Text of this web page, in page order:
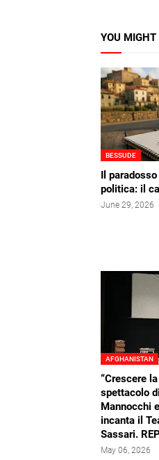
YOU MIGHT
BESSUDE
Il
politica: il
June 29, 2026
AFGHANISTAN
“Crescere
spettacolo
Mannocchi
incanta il
Sassari.
May 06, 2026